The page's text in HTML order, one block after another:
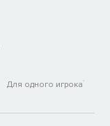
Для одного игрока